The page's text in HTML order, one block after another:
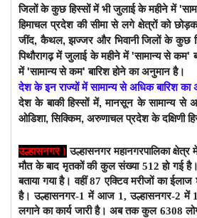
जिलों के कुछ हिस्सों में भी जुलाई के महीने में
हिमाचल प्रदेश की सीमा से लगे क्षेत्रों को
जींद, कैथल, झज्जर और भिवानी जिलों के कुछ
पिथौरागढ़ में जुलाई के महीने में 'सामान्य से कम'
में 'सामान्य से कम' बारिश होने का अनुमान है।
देश के इन राज्यों में सामान्य से अधिक बारिश का
देश के बाकी हिस्सों में, मानसून के सामान्य से
ओडिशा, सिक्किम, अरुणाचल प्रदेश के दक्षिणी
उल्हासनगर। उल्हासनगर महानगरपालिका
मौत के बादमृतकों की कुल संख्या 512 हो गई
बताया गया है। वहीं 87 एक्टिव मरीजों का
है।उल्हासनगर-1 में आज 1, उल्हासनगर-2 में
लगाने का कार्य जारी है। अब तक कुल 6308